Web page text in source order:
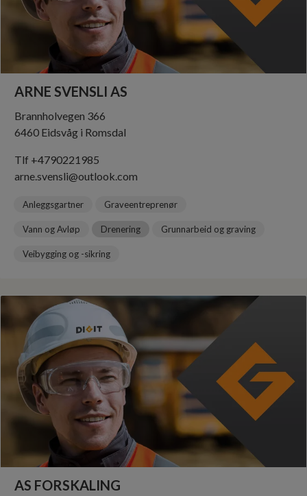
ARNE SVENSLI AS
Brannholvegen 366
6460 Eidsvåg i Romsdal
Tlf +4790221985
arne.svensli@outlook.com
Graveentreprenør
Anleggsgartner
Grunnarbeid og graving
Drenering
Vann og Avløp
Veibygging og -sikring
AS FORSKALING